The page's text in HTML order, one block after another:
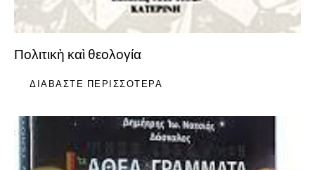
Πολιτικὴ καὶ θεολογία
ΔΙΑΒΆΣΤΕ ΠΕΡΙΣΣΌΤΕΡΑ